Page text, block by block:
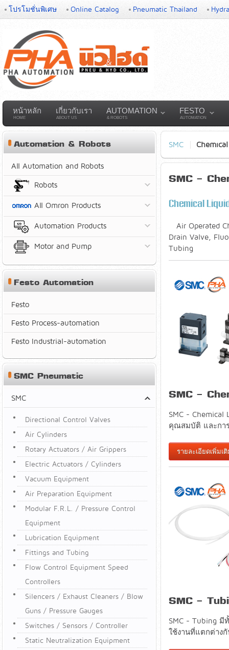
โปรโมชั่นพิเศษ Online Catalog Pneumatic Thailand
หน้าหลัก
HOME
เกี่ยวกับเรา
ABOUT US
AUTOMATION
& ROBOTS
FESTO
AUTOMATION
SMC
SMC -
Chemical
Air Operated
Drain Valve,
Tubing
SMC -
SMC -
คุณสมบัติ และกา
รายละเอียดเพิ่มเ
SMC -
SMC - Tubing
ใช้งานที่แตกต่าง
Automation & Robots
All Automation and Robots
Robots
All Omron Products
Automation Products
Motor and Pump
Festo Automation
Festo
Festo Process-automation
Festo Industrial-automation
SMC Pneumatic
SMC
Directional Control Valves
Air Cylinders
Rotary Actuators / Air Grippers
Electric Actuators / Cylinders
Vacuum Equipment
Air Preparation Equipment
Modular F.R.L. / Pressure Control
Equipment
Lubrication Equipment
Fittings and Tubing
Flow Control Equipment Speed
Controllers
Silencers / Exhaust Cleaners / Blow
Guns / Pressure Gauges
Switches / Sensors / Controller
Static Neutralization Equipment